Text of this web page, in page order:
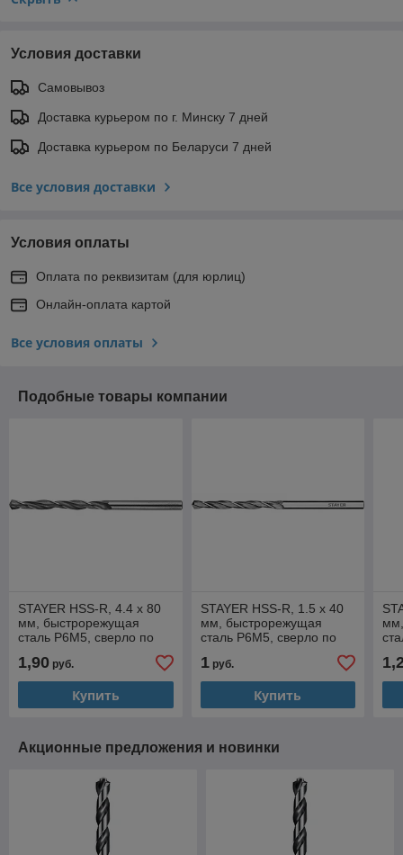
Условия доставки
Самовывоз
Доставка курьером по г. Минску 7 дней
Доставка курьером по Беларуси 7 дней
Все условия доставки
Условия оплаты
Оплата по реквизитам (для юрлиц)
Онлайн-оплата картой
Все условия оплаты
Подобные товары компании
STAYER HSS-R, 4.4 х 80
мм, быстрорежущая
сталь P6M5, сверло по
(29602-080-4.4)
1,90 руб.
Купить
STAYER HSS-R, 1.5 х 40
мм, быстрорежущая
сталь P6M5, сверло по
(29602-1.5)
1руб.
Купить
Акционные предложения и новинки